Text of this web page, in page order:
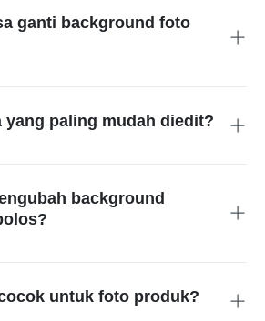
adalah membuat scene baru dari
utama.
ganti background foto
yang paling mudah diedit?
halus, transparansi, dan bayangan
manual saat preview.
background
untuk foto produk?